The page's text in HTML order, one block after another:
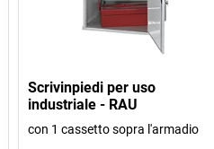
Scrivinpiedi per uso
industriale - RAU
con 1 cassetto sopra l'armadio